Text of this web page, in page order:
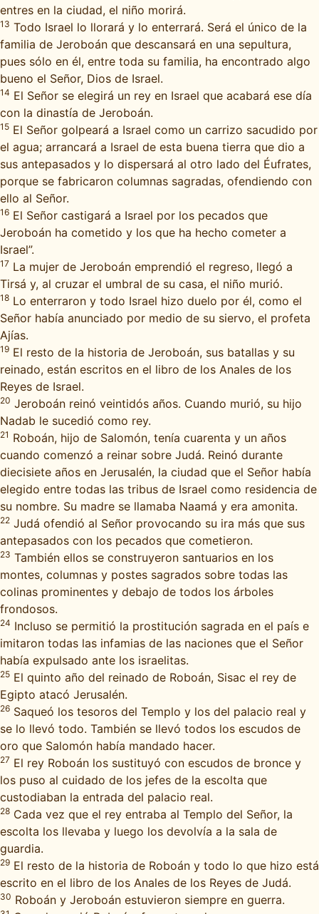
entres en la ciudad, el niño morirá.
13 Todo Israel lo llorará y lo enterrará. Será el único de la
familia de Jeroboán que descansará en una sepultura,
pues sólo en él, entre toda su familia, ha encontrado algo
bueno el Señor, Dios de Israel.
14 El Señor se elegirá un rey en Israel que acabará ese día
con la dinastía de Jeroboán.
15 El Señor golpeará a Israel como un carrizo sacudido por
el agua; arrancará a Israel de esta buena tierra que dio a
sus antepasados y lo dispersará al otro lado del Éufrates,
porque se fabricaron columnas sagradas, ofendiendo con
ello al Señor.
16 El Señor castigará a Israel por los pecados que
Jeroboán ha cometido y los que ha hecho cometer a
Israel”.
17 La mujer de Jeroboán emprendió el regreso, llegó a
Tirsá y, al cruzar el umbral de su casa, el niño murió.
18 Lo enterraron y todo Israel hizo duelo por él, como el
Señor había anunciado por medio de su siervo, el profeta
Ajías.
19 El resto de la historia de Jeroboán, sus batallas y su
reinado, están escritos en el libro de los Anales de los
Reyes de Israel.
20 Jeroboán reinó veintidós años. Cuando murió, su hijo
Nadab le sucedió como rey.
21 Roboán, hijo de Salomón, tenía cuarenta y un años
cuando comenzó a reinar sobre Judá. Reinó durante
diecisiete años en Jerusalén, la ciudad que el Señor había
elegido entre todas las tribus de Israel como residencia de
su nombre. Su madre se llamaba Naamá y era amonita.
22 Judá ofendió al Señor provocando su ira más que sus
antepasados con los pecados que cometieron.
23 También ellos se construyeron santuarios en los
montes, columnas y postes sagrados sobre todas las
colinas prominentes y debajo de todos los árboles
frondosos.
24 Incluso se permitió la prostitución sagrada en el país e
imitaron todas las infamias de las naciones que el Señor
había expulsado ante los israelitas.
25 El quinto año del reinado de Roboán, Sisac el rey de
Egipto atacó Jerusalén.
26 Saqueó los tesoros del Templo y los del palacio real y
se lo llevó todo. También se llevó todos los escudos de
oro que Salomón había mandado hacer.
27 El rey Roboán los sustituyó con escudos de bronce y
los puso al cuidado de los jefes de la escolta que
custodiaban la entrada del palacio real.
28 Cada vez que el rey entraba al Templo del Señor, la
escolta los llevaba y luego los devolvía a la sala de
guardia.
29 El resto de la historia de Roboán y todo lo que hizo está
escrito en el libro de los Anales de los Reyes de Judá.
30 Roboán y Jeroboán estuvieron siempre en guerra.